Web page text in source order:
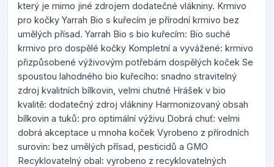
který je mimo jiné zdrojem dodatečné vlákniny. Krmivo
pro kočky Yarrah Bio s kuřecím je přírodní krmivo bez
umělých přísad. Yarrah Bio s bio kuřecím: Bio suché
krmivo pro dospělé kočky Kompletní a vyvážené: krmivo
přizpůsobené výživovým potřebám dospělých koček Se
spoustou lahodného bio kuřecího: snadno stravitelný
zdroj kvalitních bílkovin, velmi chutné Hrášek v bio
kvalitě: dodatečný zdroj vlákniny Harmonizovaný obsah
bílkovin a tuků: pro optimální výživu Dobrá chuť: velmi
dobrá akceptace u mnoha koček Vyrobeno z přírodních
surovin: bez umělých přísad, pesticidů a GMO
Recyklovatelný obal: vyrobeno z recyklovatelných